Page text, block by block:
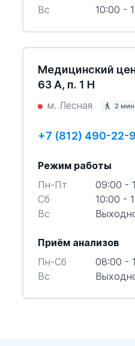
Вс
10:00 -
Медицинский
63 А, п. 1 Н
м. Лесная 2 мин
+7 (812) 490-22-
Режим работы
Пн-Пт
09:00 -
Cб
10:00 -
Вс
Приём анализов
Пн-Cб
08:00 -
Вс